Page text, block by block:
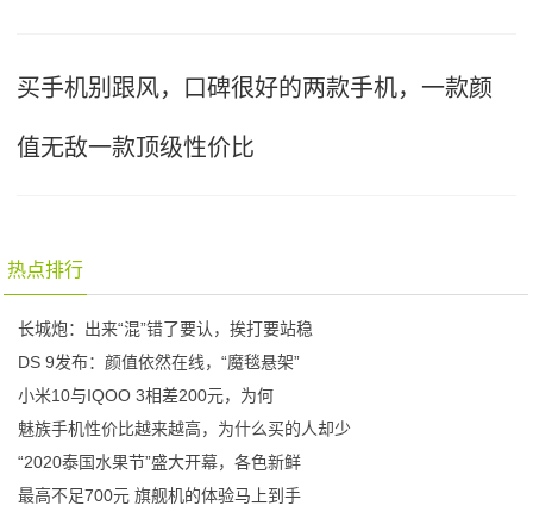
买手机别跟风，口碑很好的两款手机，一款颜
值无敌一款顶级性价比
热点排行
长城炮：出来“混”错了要认，挨打要站稳
DS 9发布：颜值依然在线，“魔毯悬架”
小米10与IQOO 3相差200元，为何
魅族手机性价比越来越高，为什么买的人却少
“2020泰国水果节”盛大开幕，各色新鲜
最高不足700元 旗舰机的体验马上到手